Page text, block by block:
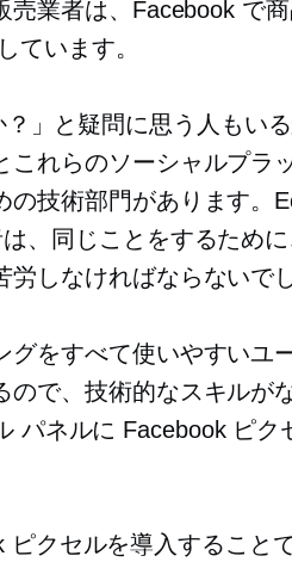
業者は、Facebook で
ています。
」と疑問に思う人もい
れらのソーシャルプラ
の技術部門があります。
、同じことをするため
しなければならないで
をすべて使いやすいユ
ので、技術的なスキルが
パネルに Facebook ピク
クセルを導入すること